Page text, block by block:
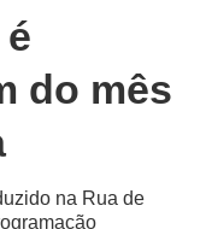
do mês
na Rua de